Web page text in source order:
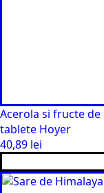
Acerola si fructe
tablete Hoyer
40,89 lei